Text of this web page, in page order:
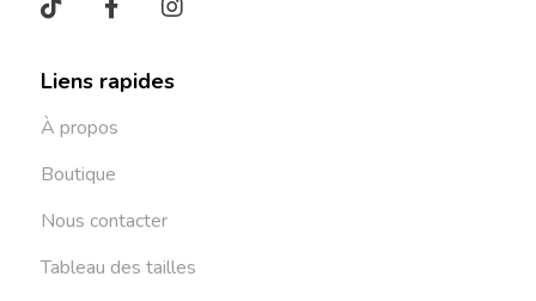
Liens rapides
À propos
Boutique
Nous contacter
Tableau des tailles